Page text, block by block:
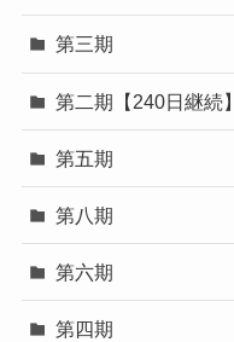
第三期
第二期【240日継続】
第五期
第八期
第六期
第四期